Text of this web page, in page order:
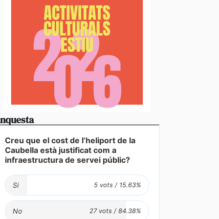
Creu que el cost de l’heliport de la
Caubella està justificat com a
infraestructura de servei públic?
Si
No